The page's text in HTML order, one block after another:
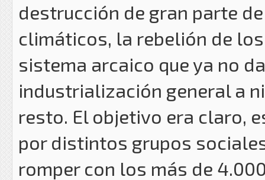
destrucción de gran parte
climáticos, la rebelión de
sistema arcaico que ya no
industrialización general a
resto. El objetivo era claro,
por distintos grupos
romper con los más de